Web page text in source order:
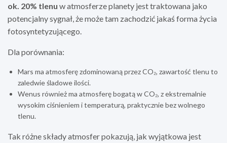
ok. 20% tlenu w atmosferze planety jest traktowana jako
potencjalny sygnał, że może tam zachodzić jakaś forma życia
fotosyntetyzującego.
Dla porównania:
Mars ma atmosferę zdominowaną przez CO₂, zawartość tlenu to
zaledwie śladowe ilości.
Wenus również ma atmosferę bogatą w CO₂, z ekstremalnie
wysokim ciśnieniem i temperaturą, praktycznie bez wolnego
tlenu.
Tak różne składy atmosfer pokazują, jak wyjątkowa jest